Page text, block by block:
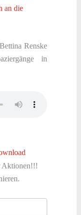
an die
Renske
in
Aktionen!!!